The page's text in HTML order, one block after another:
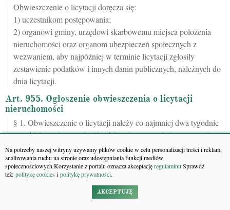
Na potrzeby naszej witryny używamy plików cookie w celu personalizacji treści i reklam,
analizowania ruchu na stronie oraz udostępniania funkcji mediów
społecznościowych.Korzystanie z portalu oznacza akceptacjęregulaminu.Sprawdź
też: politykę cookiesi politykę prywatności.
AKCEPTUJĘ
Obwieszczenie o licytacji doręcza się:
1) uczestnikom postępowania;
2) organowi gminy, urzędowi skarbowemu miejsca położenia
nieruchomości oraz organom ubezpieczeń społecznych z
wezwaniem, aby najpóźniej w terminie licytacji zgłosiły
zestawienie podatków i innych danin publicznych, należnych do
dnia licytacji.
Art. 955. Ogłoszenie obwieszczenia o licytacji
nieruchomości
§ 1. Obwieszczenie o licytacji należy co najmniej dwa tygodnie
przed jej terminem ogłosić publicznie na stronie internetowej
oraz tablicy ogłoszeń sądu sprawującego nadzór nad egzekucją
z nieruchomości, w lokalu organu gminy właściwego ze
względu na miejsce położenia nieruchomości oraz na stronie
internetowej Krajowej Rady Komorniczej.
. Podmiot obowiązany do udostępnienia obwieszczenia